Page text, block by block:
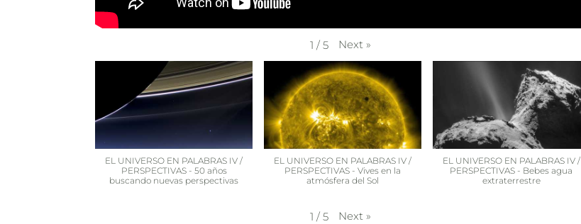
1 / 5 Next »
EL UNIVERSO EN PALABRAS IV /
PERSPECTIVAS - 50 años
buscando nuevas perspectivas
EL UNIVERSO EN PALABRAS IV /
PERSPECTIVAS - Vives en la
atmósfera del Sol
EL UNIVERSO EN PALABRAS IV /
PERSPECTIVAS - Bebes agua
extraterrestre
1 / 5 Next »